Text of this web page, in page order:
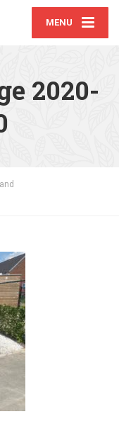
MENU
2020-